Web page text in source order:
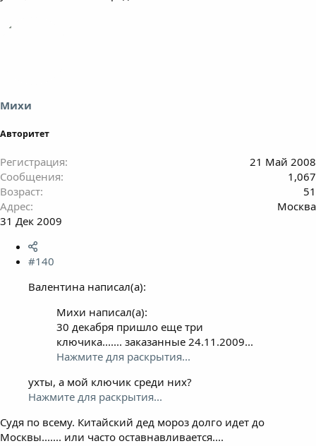
Михи
Авторитет
Регистрация
21 Май 2008
Сообщения
1,067
Возраст
51
Адрес
Москва
31 Дек 2009
#140
Валентина написал(а):
Михи написал(а):
30 декабря пришло еще три
ключика....... заказанные 24.11.2009...
Нажмите для раскрытия...
ухты, а мой ключик среди них?
Нажмите для раскрытия...
Судя по всему. Китайский дед мороз долго идет до
Москвы....... или часто оставнавливается....